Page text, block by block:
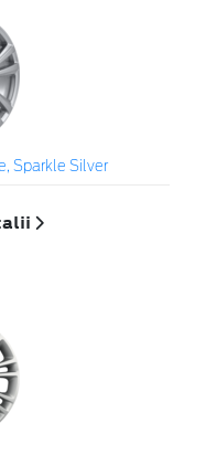
Sparkle Silver